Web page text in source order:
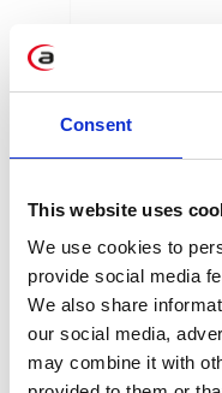
Consent
This website uses
We use cookies to
provide social media
We also share
our social media,
may combine it with
KATEGORIE
Aktualności prawne